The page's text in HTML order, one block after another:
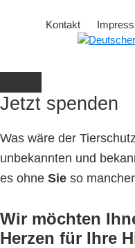
Kontakt
Jetzt spenden
Was wäre der
unbekannten und
es ohne Sie so
Wir möchten
Herzen für Ihre